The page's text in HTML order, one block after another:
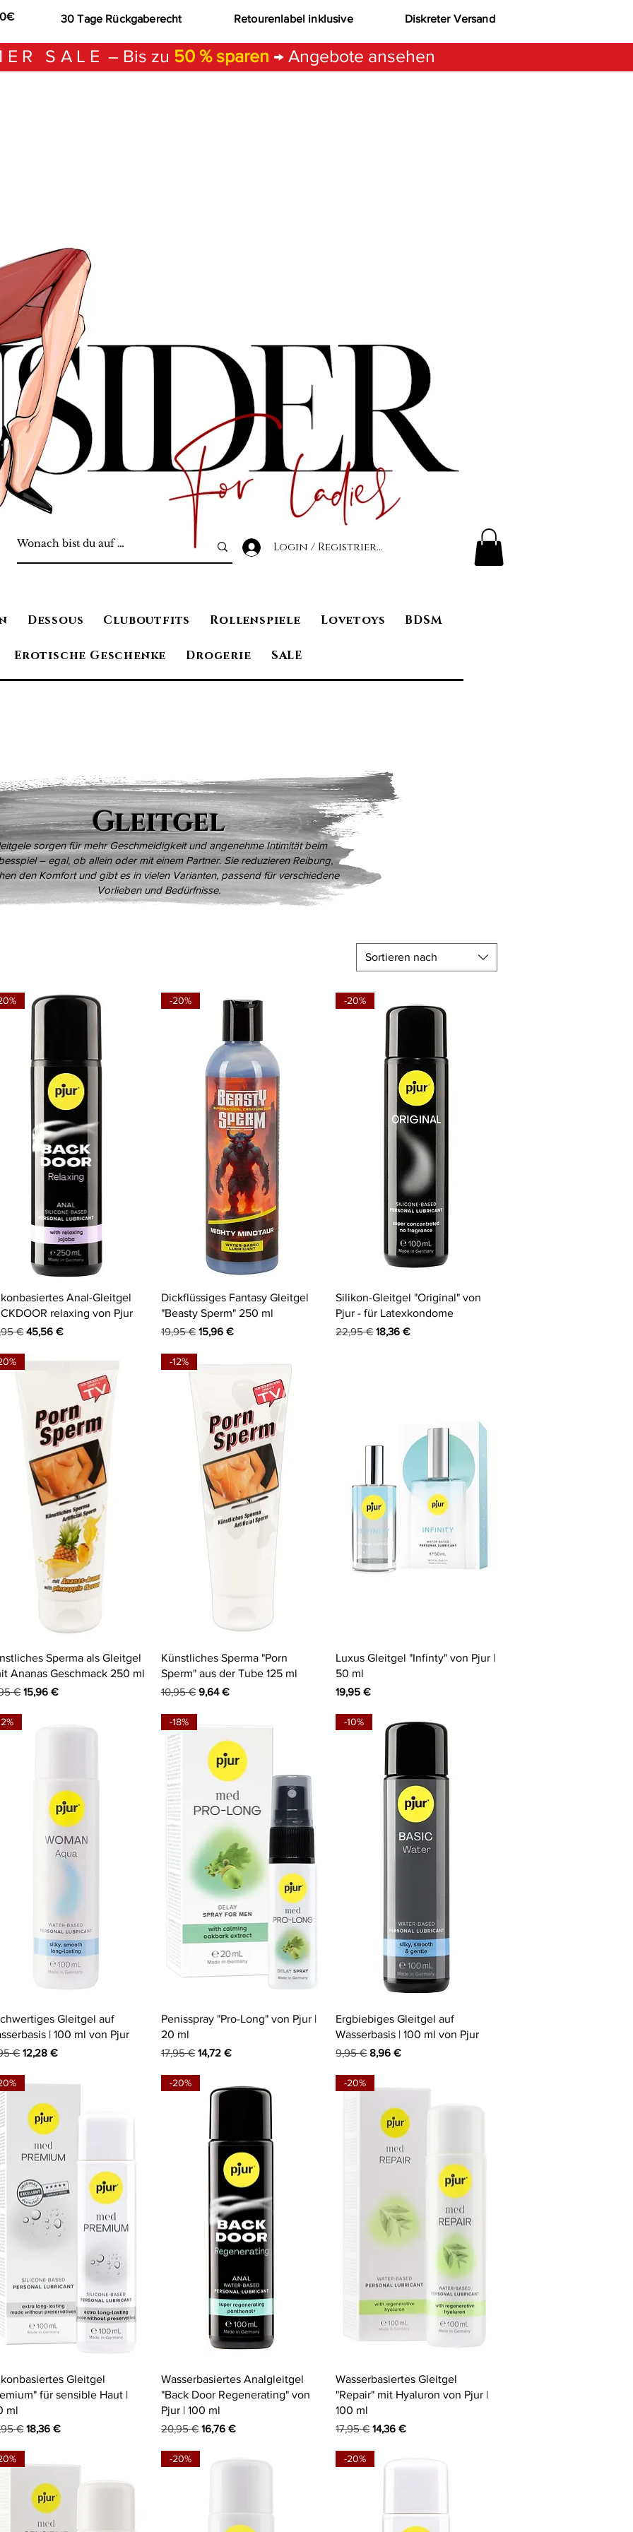
30 Tage Rückgaberecht Retourenlabel inklusive Diskreter Versand
SALE – Bis zu 50 % sparen → Angebote ansehen
Login / Registrierung
Dessous Cluboutfits Rollenspiele Lovetoys BDSM
Erotische Geschenke Drogerie SALE
sorgen für mehr Geschmeidigkeit und angenehme Intimität beim
– egal, ob allein oder mit einem Partner. Sie reduzieren Reibung,
den Komfort und gibt es in vielen Varianten, passend für verschiedene
Vorlieben und Bedürfnisse.
Gleitgel
Sortieren nach
SchnellansichtAnal-Gleitgel
relaxing von Pjur
€ Sale-Preis
45,56 €
Schnellansicht
-20%
Dickflüssiges Fantasy Gleitgel
"Beasty Sperm" 250 ml
Standardpreis
19,95 € Sale-Preis
15,96 €
Schnellansicht
-20%
Silikon-Gleitgel "Original" von
Pjur - für Latexkondome
Standardpreis
22,95 € Sale-Preis
18,36 €
Schnellansicht
Sperma als Gleitgel
Ananas Geschmack 250 ml
€ Sale-Preis
15,96 €
Schnellansicht
-12%
Künstliches Sperma "Porn
Sperm" aus der Tube 125 ml
Standardpreis
10,95 € Sale-Preis
9,64 €
Schnellansicht
Luxus Gleitgel "Infinty" von Pjur |
50 ml
Preis
19,95 €
Schnellansicht
Gleitgel auf
| 100 ml von Pjur
€ Sale-Preis
12,28 €
Schnellansicht
-18%
Penisspray "Pro-Long" von Pjur |
20 ml
Standardpreis
17,95 € Sale-Preis
14,72 €
Schnellansicht
-10%
Ergbiebiges Gleitgel auf
Wasserbasis | 100 ml von Pjur
Standardpreis
9,95 € Sale-Preis
8,96 €
Schnellansicht
Gleitgel
für sensible Haut |
ml
€ Sale-Preis
18,36 €
Schnellansicht
-20%
Wasserbasiertes Analgleitgel
"Back Door Regenerating" von
Pjur | 100 ml
Standardpreis
20,95 € Sale-Preis
16,76 €
Schnellansicht
-20%
Wasserbasiertes Gleitgel
"Repair" mit Hyaluron von Pjur |
100 ml
Standardpreis
17,95 € Sale-Preis
14,36 €
-20% -20%